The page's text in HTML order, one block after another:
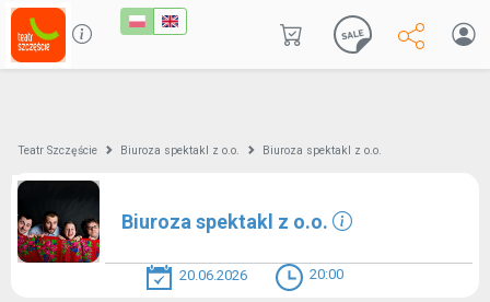
Teatr Szczęście Biuroza spektakl z o.o. Biuroza spektakl z o.o.
Biuroza spektakl z o.o.
20.06.2026 20:00